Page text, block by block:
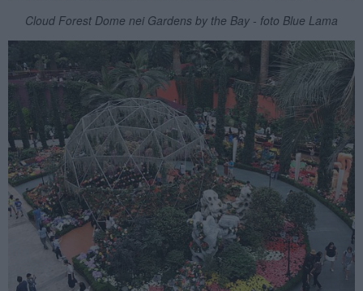
Cloud Forest Dome nei Gardens by the Bay - foto Blue Lama